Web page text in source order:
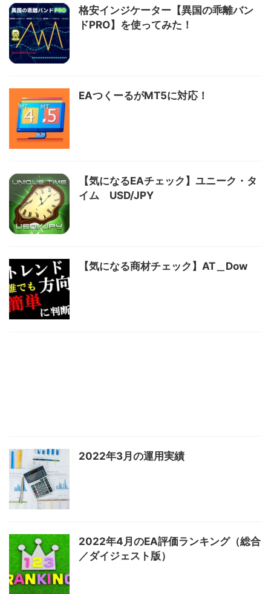
格安インジケーター【異国の乖離バン
ドPRO】を使ってみた！
EAつくーるがMT5に対応！
【気になるEAチェック】ユニーク・タ
イム USD/JPY
【気になる商材チェック】AT＿Dow
2022年3月の運用実績
2022年4月のEA評価ランキング（総合
／ダイジェスト版）